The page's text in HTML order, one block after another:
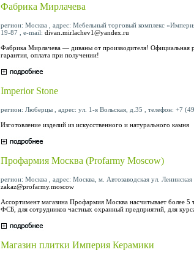
Фабрика Мирлачева
регион: Москва , адрес: Мебельный торговый комплекс
19-87 , e-mail: divan.mirlachev1@yandex.ru
Фабрика Мирлачева — диваны от производителя! Официальная
гарантия, оплата при получении!
Imperior Stone
регион: Люберцы , адрес: ул. 1-я Вольская, д.35 , телефон: +7
Изготовление изделий из искусственного и натурального камня
Профармия Москва (Profarmy Moscow)
регион: Москва , адрес: Москва, м. Автозаводская ул.
zakaz@profarmy.moscow
Ассортимент магазина Профармия Москва насчитывает
ФСБ, для сотрудников частных охранный предприятий, для
Магазин плитки Империя Керамики